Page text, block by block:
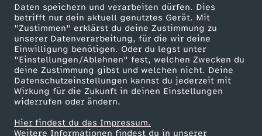
Daten speichern und verarbeiten dürfen. Dies
betrifft nur dein aktuell genutztes Gerät. Mit
"Zustimmen" erklärst du deine Zustimmung zu
unserer Datenverarbeitung, für die wir deine
Einwilligung benötigen. Oder du legst unter
"Einstellungen/Ablehnen" fest, welchen Zwecken du
deine Zustimmung gibst und welchen nicht. Deine
Datenschutzeinstellungen kannst du jederzeit mit
Wirkung für die Zukunft in deinen Einstellungen
widerrufen oder ändern.
Hier findest du das Impressum.
Weitere Informationen findest du in unserer
t
-
Ü
b
ZDF goes Schule
Werbefernsehen
Mainzelmännchen
Partner